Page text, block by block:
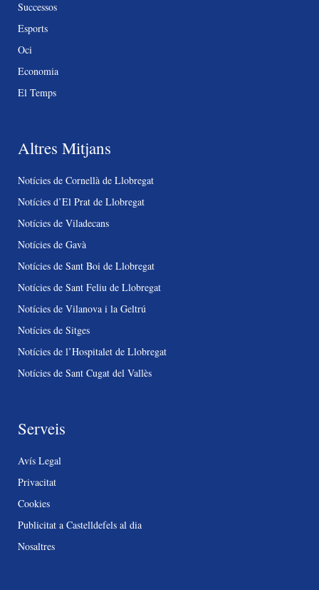
Successos
Esports
Oci
Economia
El Temps
Altres Mitjans
Notícies de Cornellà de Llobregat
Notícies d’El Prat de Llobregat
Notícies de Viladecans
Notícies de Gavà
Notícies de Sant Boi de Llobregat
Notícies de Sant Feliu de Llobregat
Notícies de Vilanova i la Geltrú
Notícies de Sitges
Notícies de l’Hospitalet de Llobregat
Notícies de Sant Cugat del Vallès
Serveis
Avís Legal
Privacitat
Cookies
Publicitat a Castelldefels al dia
Nosaltres